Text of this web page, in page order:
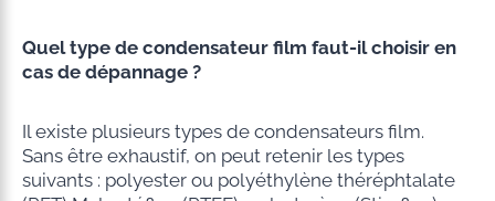
Quel type de condensateur film faut-il choisir en
cas de dépannage ?
Il existe plusieurs types de condensateurs film.
Sans être exhaustif, on peut retenir les types
suivants : polyester ou polyéthylène théréphtalate